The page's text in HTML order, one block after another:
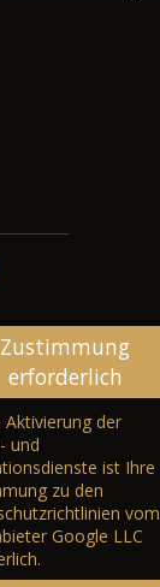
Zustimmung
erforderlich
Aktivierung der
und
ist Ihre
zu den
vom
Google LLC